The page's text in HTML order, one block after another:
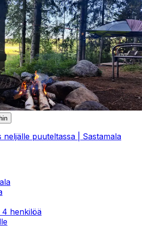
neljälle puuteltassa | Sastamala
4 henkilöä